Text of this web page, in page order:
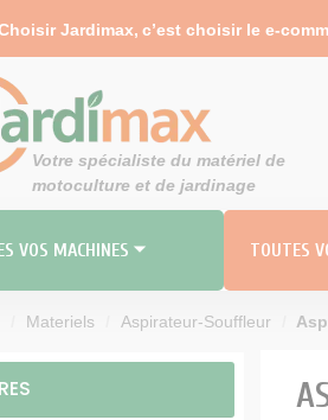
Jardimax, c’est choisir le e-
Votre spécialiste du matériel de
motoculture et de jardinage
VOS MACHINES ⏷ TOUTES
Materiels Aspirateur-Souffleur